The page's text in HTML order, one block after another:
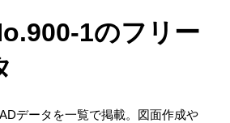
1のフリー
データを一覧で掲載。図面作成や